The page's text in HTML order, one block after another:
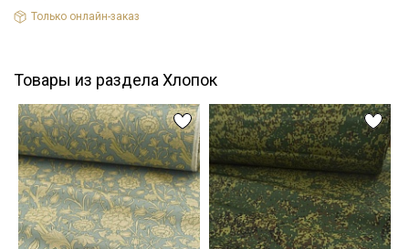
Только онлайн-заказ
Товары из раздела Хлопок